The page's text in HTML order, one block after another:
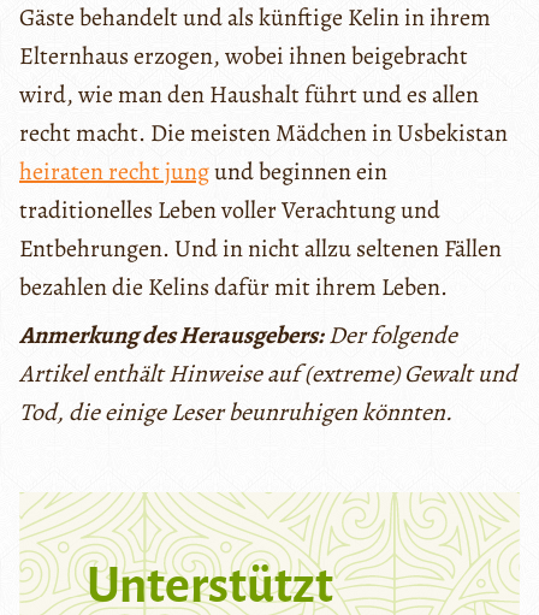
Gäste behandelt und als künftige Kelin in ihrem
Elternhaus erzogen, wobei ihnen beigebracht
wird, wie man den Haushalt führt und es allen
recht macht. Die meisten Mädchen in Usbekistan
heiraten recht jungund beginnen ein
traditionelles Leben voller Verachtung und
Entbehrungen. Und in nicht allzu seltenen Fällen
bezahlen die Kelins dafür mit ihrem Leben.
Anmerkung des Herausgebers:Der folgende
Artikel enthält Hinweise auf (extreme) Gewalt und
Tod, die einige Leser beunruhigen könnten.
Unterstützt